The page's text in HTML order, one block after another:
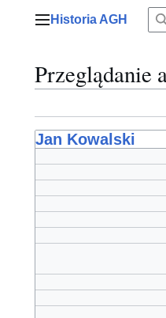
Menu główne
Historia AGH
Przeglądanie
Jan Kowalski